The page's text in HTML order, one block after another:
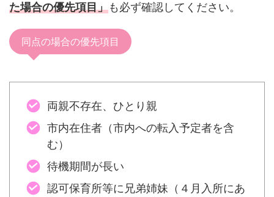
た場合の優先項目」も必ず確認してください。
同点の場合の優先項目
両親不存在、ひとり親
市内在住者（市内への転入予定者を含
む）
待機期間が長い
認可保育所等に兄弟姉妹（４月入所にあ